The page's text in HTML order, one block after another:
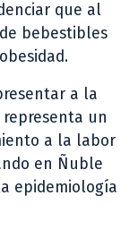
que al
bebestibles
a la
un
a la labor
en Ñuble
epidemiología